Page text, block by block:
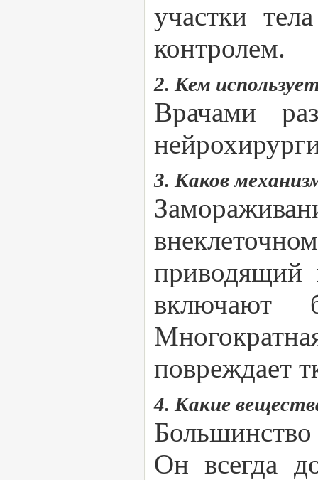
участки
контролем.
2. Кем
Врачами
3. Каков
приводящий
включают
повреждает
4. Какие
Он всегда